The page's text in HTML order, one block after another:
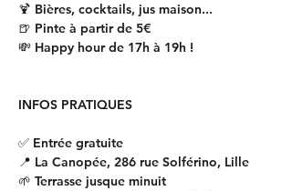
🍹 Bières, cocktails, jus maison...
🍺 Pinte à partir de 5€
💸 Happy hour de 17h à 19h !
INFOS PRATIQUES
✅ Entrée gratuite
📍 La Canopée, 286 rue Solférino, Lille
🌱 Terrasse jusque minuit